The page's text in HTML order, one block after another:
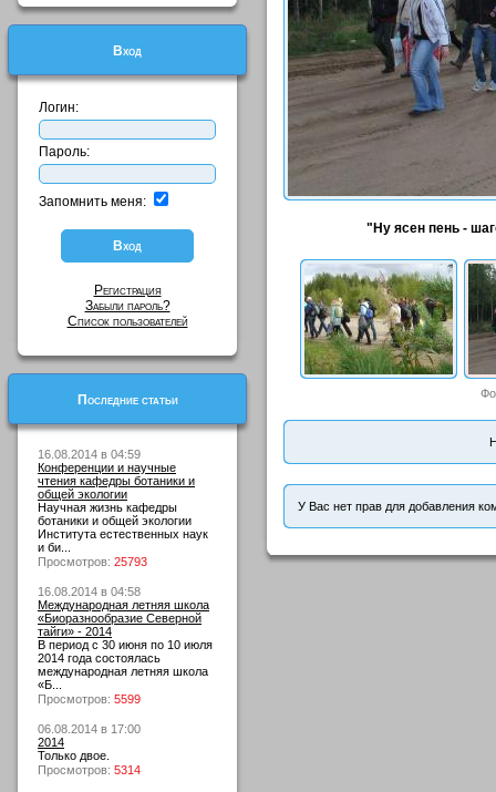
Вход
Логин:
Пароль:
Запомнить меня:
Регистрация
Забыли пароль?
Список пользователей
Последние статьи
16.08.2014 в 04:59
Конференции и научные
чтения кафедры ботаники и
общей экологии
Научная жизнь кафедры
ботаники и общей экологии
Института естественных наук
и би...
Просмотров: 25793
16.08.2014 в 04:58
Международная летняя школа
«Биоразнообразие Северной
тайги» - 2014
В период с 30 июня по 10 июля
2014 года состоялась
международная летняя школа
«Б...
Просмотров: 5599
06.08.2014 в 17:00
2014
Только двое.
Просмотров: 5314
"Ну ясен пень -
У Вас нет прав для добавления